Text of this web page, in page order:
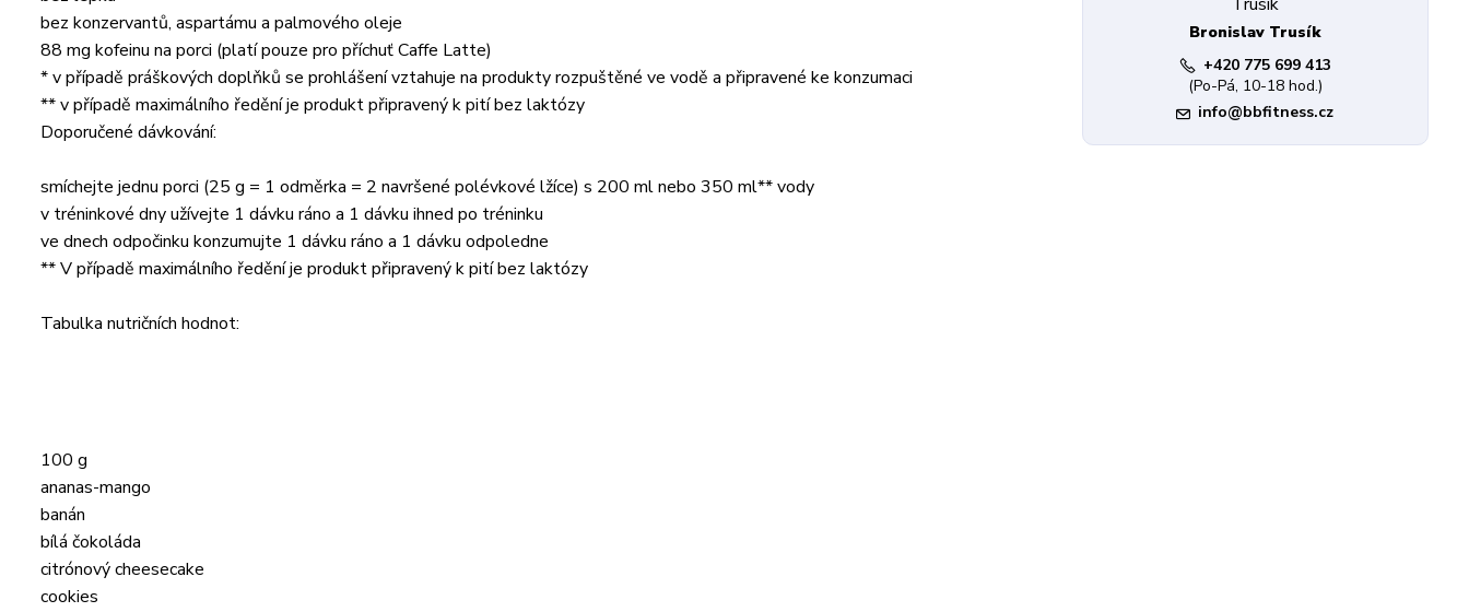
bez konzervantů, aspartámu a palmového oleje
88 mg kofeinu na porci (platí pouze pro příchuť Caffe Latte)
* v případě práškových doplňků se prohlášení vztahuje na produkty rozpuštěné ve vodě a připravené ke konzumaci
** v případě maximálního ředění je produkt připravený k pití bez laktózy
Doporučené dávkování:
smíchejte jednu porci (25 g = 1 odměrka = 2 navršené polévkové lžíce) s 200 ml nebo 350 ml** vody
v tréninkové dny užívejte 1 dávku ráno a 1 dávku ihned po tréninku
ve dnech odpočinku konzumujte 1 dávku ráno a 1 dávku odpoledne
** V případě maximálního ředění je produkt připravený k pití bez laktózy
Tabulka nutričních hodnot:
100 g
ananas-mango
banán
bílá čokoláda
citrónový cheesecake
cookies
Bronislav Trusík
+420 775 699 413
(Po-Pá, 10-18 hod.)
info@bbfitness.cz